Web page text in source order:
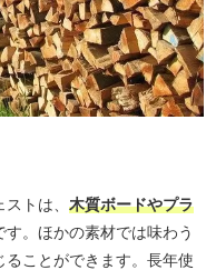
トは、 木質ボードやプラ
す。ほかの素材では味わう
ことができます。長年使